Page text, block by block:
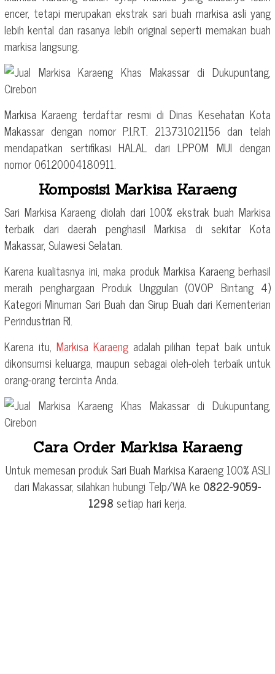
encer, tetapi merupakan ekstrak sari buah markisa asli yang
lebih kental dan rasanya lebih original seperti memakan buah
markisa langsung.
Markisa Karaeng terdaftar resmi di Dinas Kesehatan Kota
Makassar dengan nomor P.I.R.T. 213731021156 dan telah
mendapatkan sertifikasi HALAL dari LPPOM MUI dengan
nomor 06120004180911.
Komposisi Markisa Karaeng
Sari Markisa Karaeng diolah dari 100% ekstrak buah Markisa
terbaik dari daerah penghasil Markisa di sekitar Kota
Makassar, Sulawesi Selatan.
Karena kualitasnya ini, maka produk Markisa Karaeng berhasil
meraih penghargaan Produk Unggulan (OVOP Bintang 4)
Kategori Minuman Sari Buah dan Sirup Buah dari Kementerian
Perindustrian RI.
Karena itu, Markisa Karaengadalah pilihan tepat baik untuk
dikonsumsi keluarga, maupun sebagai oleh-oleh terbaik untuk
orang-orang tercinta Anda.
Cara Order Markisa Karaeng
Untuk memesan produk Sari Buah Markisa Karaeng 100% ASLI
dari Makassar, silahkan hubungi Telp/WA ke 0822-9059-
1298 setiap hari kerja.